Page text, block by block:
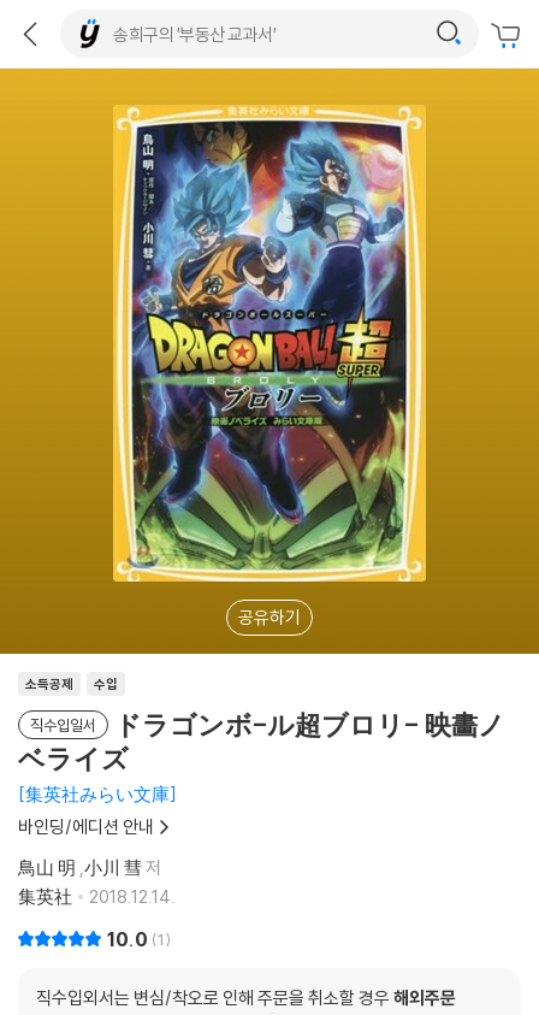
공유하기
소득공제 수입
직수입일서
ドラゴンボ-ル超ブロリ- 映畵ノ
ベライズ
集英社みらい文庫
바인딩/에디션 안내
鳥山 明 ,小川 彗저
集英社
2018.12.14.
10.0 1
직수입외서는 변심/착오로 인해 주문을 취소할 경우 해외주문